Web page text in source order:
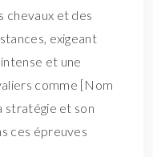
chevaux et des
exigeant
et une
comme [Nom
stratégie et son
ces épreuves